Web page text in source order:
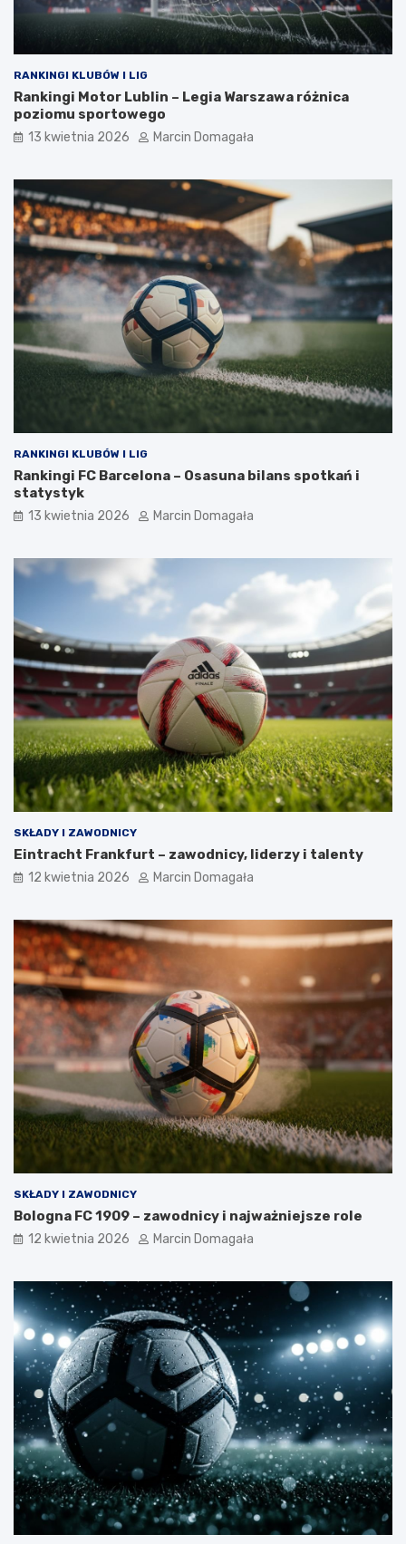
RANKINGI KLUBÓW I LIG
Rankingi Motor Lublin – Legia Warszawa różnica
poziomu sportowego
13 kwietnia 2026 Marcin Domagała
RANKINGI KLUBÓW I LIG
Rankingi FC Barcelona – Osasuna bilans spotkań i
statystyk
13 kwietnia 2026 Marcin Domagała
SKŁADY I ZAWODNICY
Eintracht Frankfurt – zawodnicy, liderzy i talenty
12 kwietnia 2026 Marcin Domagała
SKŁADY I ZAWODNICY
Bologna FC 1909 – zawodnicy i najważniejsze role
12 kwietnia 2026 Marcin Domagała